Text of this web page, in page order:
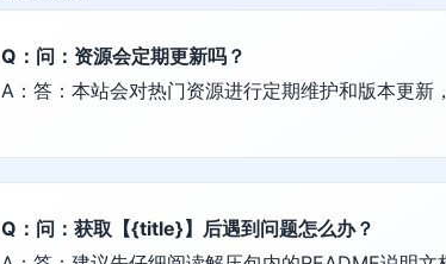
Q：问：资源会定期更新吗？
A：答：本站会对热门资源进行定期维护和版本更新
Q：问：获取【{title}】后遇到问题怎么办？